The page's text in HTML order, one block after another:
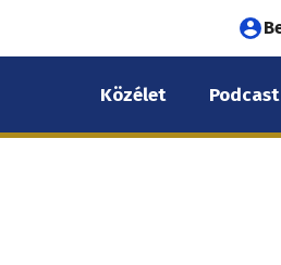
fiók
Közélet Podcast